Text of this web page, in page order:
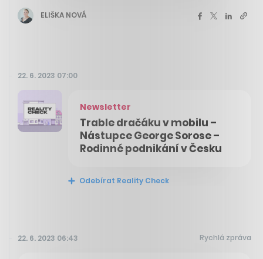
ELIŠKA NOVÁ
22. 6. 2023 07:00
Newsletter
Trable dračáku v mobilu –
Nástupce George Sorose –
Rodinné podnikání v Česku
Odebírat Reality Check
22. 6. 2023 06:43 Rychlá zpráva